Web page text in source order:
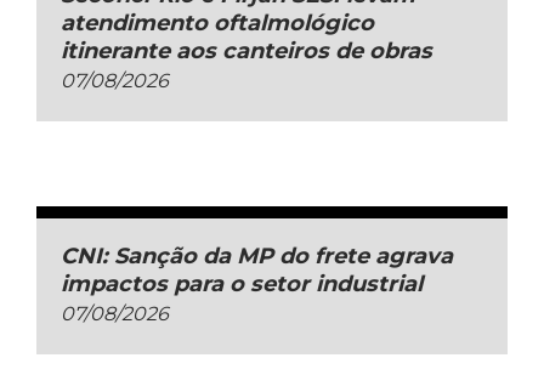
atendimento oftalmológico
itinerante aos canteiros de obras
07/08/2026
CNI: Sanção da MP do frete agrava
impactos para o setor industrial
07/08/2026